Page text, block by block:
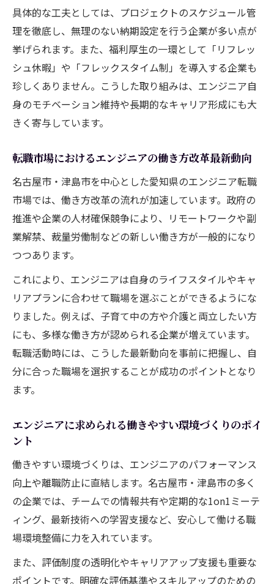
エンジニアなら知っておきたい現地求人動向
愛知県エンジニア求人の最新動向と傾向を
解説
現地で転職するエンジニアに必要な情報収
集術
名古屋・津島市で増加中のエンジニア求人
の特徴
エンジニア転職市場の変化と今後のチャン
求人選びで失敗しないエンジニアの注意点
とは
ライフスタイル重視の転職を愛知県で考える
エンジニア転職で叶える理想のライフスタ
エンジニア転職時に見逃せない福利厚生と
休暇制度
ライフスタイルに合うエンジニア求人の選
事例紹介
エンジニア転職で叶える年収アップとキャ
リアの安定
名古屋エンジニアが選ぶ将来性ある働き方
の特徴
転職で実現するエンジニアの長期キャリア
設計方法
具体的な工夫としては、プロジェクトのスケジュール管
理を徹底し、無理のない納期設定を行う企業が多い点が
挙げられます。また、福利厚生の一環として「リフレッ
シュ休暇」や「フレックスタイム制」を導入する企業も
珍しくありません。こうした取り組みは、エンジニア自
身のモチベーション維持や長期的なキャリア形成にも大
きく寄与しています。
転職市場におけるエンジニアの働き方改革最新動向
名古屋市・津島市を中心とした愛知県のエンジニア転職
市場では、働き方改革の流れが加速しています。政府の
推進や企業の人材確保競争により、リモートワークや副
業解禁、裁量労働制などの新しい働き方が一般的になり
つつあります。
これにより、エンジニアは自身のライフスタイルやキャ
リアプランに合わせて職場を選ぶことができるようにな
りました。例えば、子育て中の方や介護と両立したい方
にも、多様な働き方が認められる企業が増えています。
転職活動時には、こうした最新動向を事前に把握し、自
分に合った職場を選択することが成功のポイントとなり
ます。
エンジニアに求められる働きやすい環境づくりのポイ
ント
働きやすい環境づくりは、エンジニアのパフォーマンス
向上や離職防止に直結します。名古屋市・津島市の多く
の企業では、チームでの情報共有や定期的な1on1ミーテ
ィング、最新技術への学習支援など、安心して働ける職
場環境整備に力を入れています。
また、評価制度の透明化やキャリアアップ支援も重要な
ポイントです。明確な評価基準やスキルアップのための